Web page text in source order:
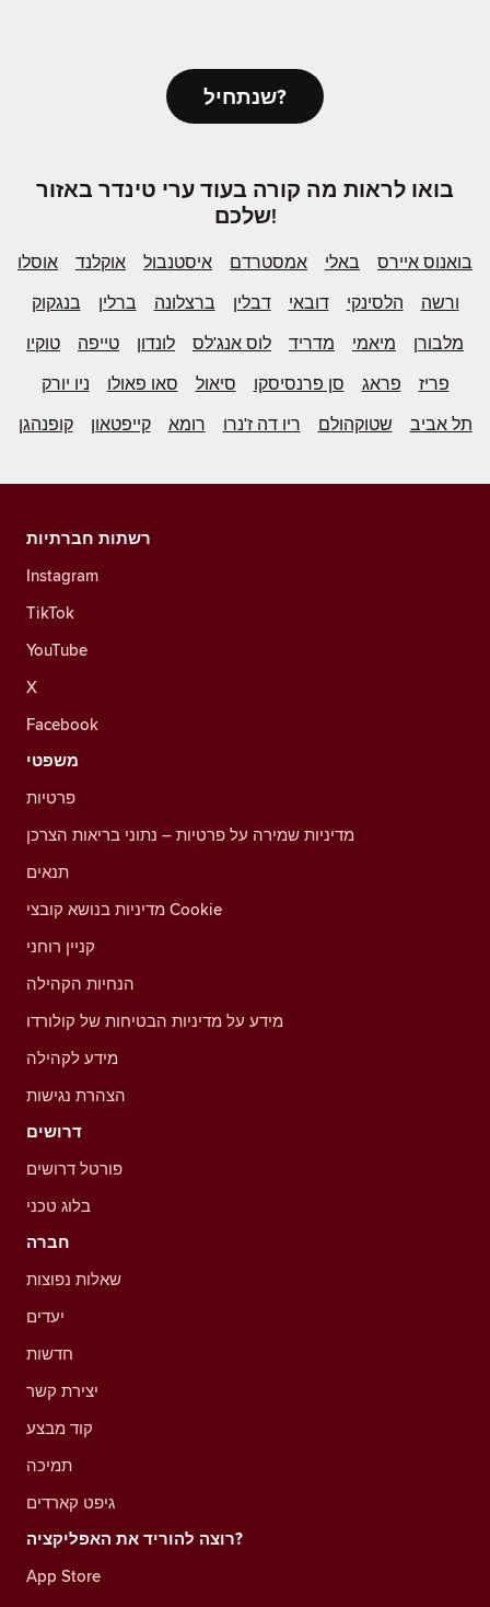
שנתחיל?
בואו לראות מה קורה בעוד ערי טינדר באזור
שלכם!
אוסלו אוקלנד איסטנבול אמסטרדם באלי
בואנוס איירס
בנגקוק
ברלין ברצלונה דבלין דובאי הלסינקי
ורשה
טוקיו
טייפה לונדון לוס אנג'לס מדריד מיאמי
מלבורן
ניו יורק
סאו פאולו סיאול סן פרנסיסקו פראג
פריז
קופנהגן
קייפטאון רומא ריו דה ז'נרו שטוקהולם תל אביב
רשתות חברתיות
Instagram
TikTok
YouTube
X
Facebook
משפטי
פרטיות
מדיניות שמירה על פרטיות – נתוני בריאות הצרכן
תנאים
מדיניות בנושא קובצי Cookie
קניין רוחני
הנחיות הקהילה
מידע על מדיניות הבטיחות של קולורדו
מידע לקהילה
הצהרת נגישות
דרושים
פורטל דרושים
בלוג טכני
חברה
שאלות נפוצות
יעדים
חדשות
יצירת קשר
קוד מבצע
תמיכה
גיפט קארדים
רוצה להוריד את האפליקציה?
App Store